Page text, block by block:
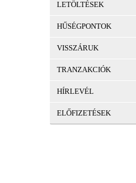
LETÖLTÉSEK
HŰSÉGPONTOK
VISSZÁRUK
TRANZAKCIÓK
HÍRLEVÉL
ELŐFIZETÉSEK